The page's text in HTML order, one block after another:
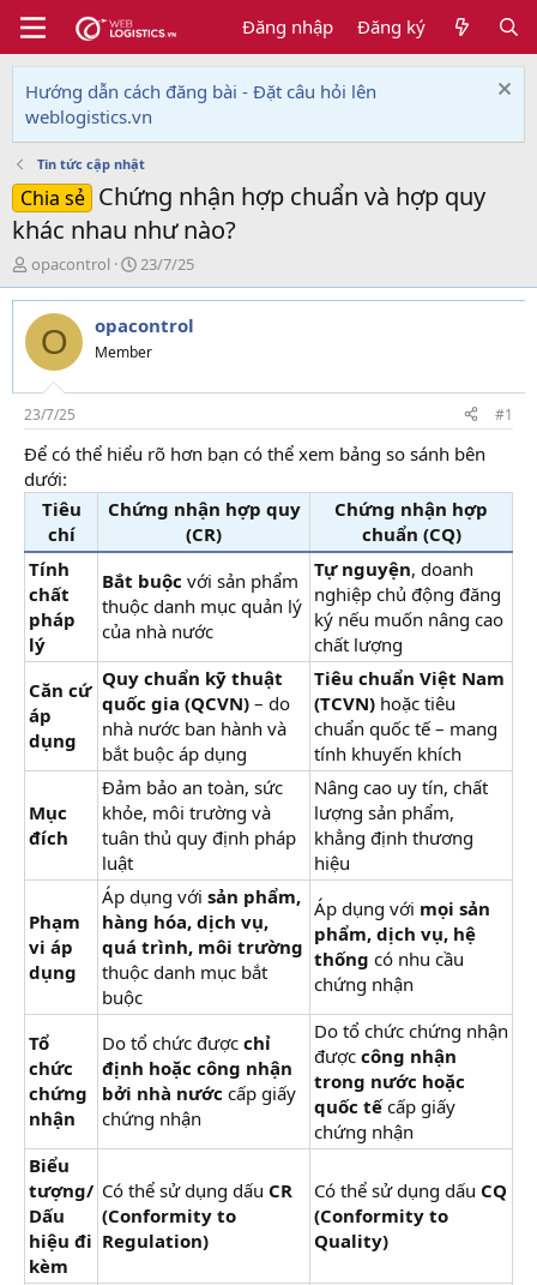
Đăng nhập Đăng ký
Hướng dẫn cách đăng bài - Đặt câu hỏi lên
weblogistics.vn
Tin tức cập nhật
Chia sẻ Chứng nhận hợp chuẩn và hợp quy
khác nhau như nào?
T
h
r
e
d
s
t
a
r
t
e
opacontrol
N
g
à
y
g
i
23/7/25
O opacontrol
Member
23/7/25 #1
Để có thể hiểu rõ hơn bạn có thể xem bảng so sánh bên
dưới:
Tiêu
chí
Chứng nhận hợp quy
(CR)
Chứng nhận hợp
chuẩn (CQ)
Tính
chất
pháp
lý
Bắt buộc với sản phẩm
thuộc danh mục quản lý
của nhà nước
Tự nguyện, doanh
nghiệp chủ động đăng
ký nếu muốn nâng cao
chất lượng
Căn cứ
áp
dụng
Quy chuẩn kỹ thuật
quốc gia (QCVN) – do
nhà nước ban hành và
bắt buộc áp dụng
Tiêu chuẩn Việt Nam
(TCVN) hoặc tiêu
chuẩn quốc tế – mang
tính khuyến khích
Mục
đích
Đảm bảo an toàn, sức
khỏe, môi trường và
tuân thủ quy định pháp
luật
Nâng cao uy tín, chất
lượng sản phẩm,
khẳng định thương
hiệu
Phạm
vi áp
dụng
Áp dụng với sản phẩm,
hàng hóa, dịch vụ,
quá trình, môi trường
thuộc danh mục bắt
buộc
Áp dụng với mọi sản
phẩm, dịch vụ, hệ
thống có nhu cầu
chứng nhận
Tổ
chức
chứng
nhận
Do tổ chức được chỉ
định hoặc công nhận
bởi nhà nước cấp giấy
chứng nhận
Do tổ chức chứng nhận
được công nhận
trong nước hoặc
quốc tếcấp giấy
chứng nhận
Biểu
tượng/
Dấu
hiệu đi
kèm
Có thể sử dụng dấu CR
(Conformity to
Regulation)
Có thể sử dụng dấu CQ
(Conformity to
Quality)